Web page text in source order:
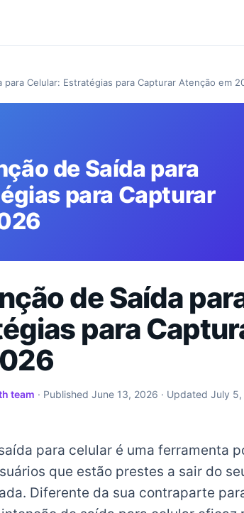
para Celular: Estratégias para Capturar Atenção em
de Saída para
para Capturar
de Saída
para
team · Published June 13, 2026 · Updated July 5,
para celular é uma ferramenta
que estão prestes a sair do
Diferente da sua contraparte